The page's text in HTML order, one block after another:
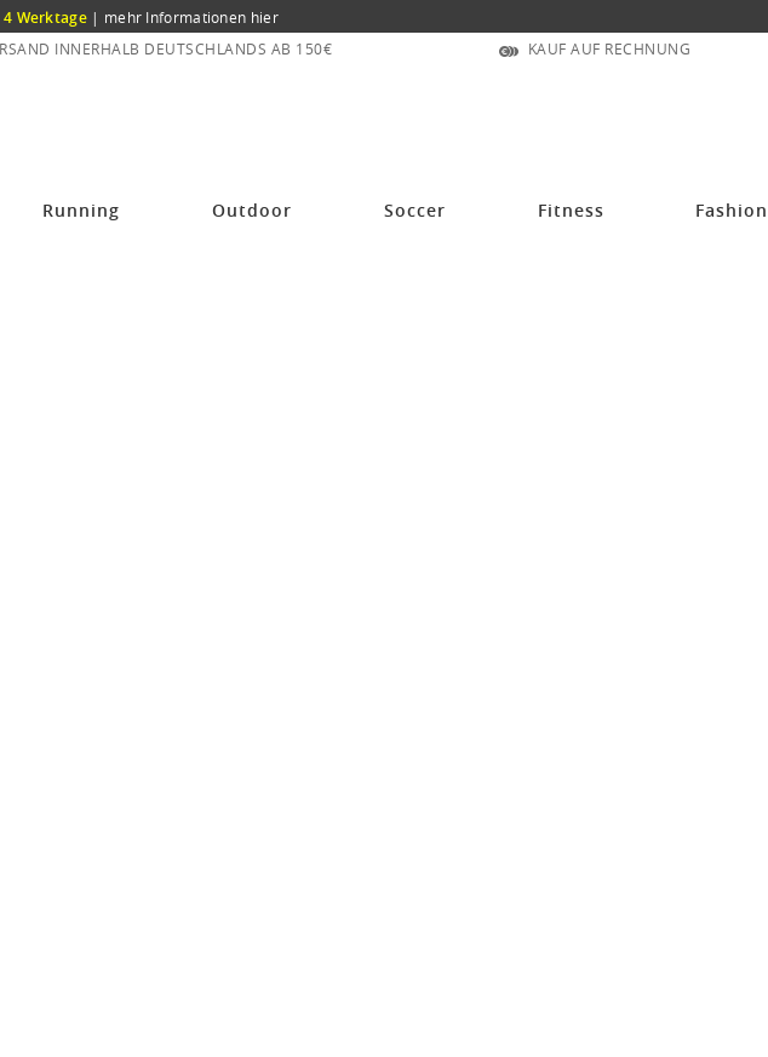
4 Werktage | mehr Informationen hier
INNERHALB DEUTSCHLANDS AB 150€
KAUF AUF RECHNUNG
Running Outdoor Soccer Fitness Fashion